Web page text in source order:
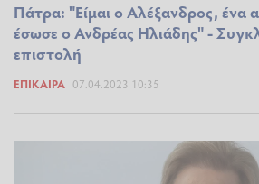
Πάτρα: "Είμαι ο Αλέξανδρος, ένα
έσωσε ο Ανδρέας Ηλιάδης" -
επιστολή
ΕΠΊΚΑΙΡΑ 07.04.2023 10:35